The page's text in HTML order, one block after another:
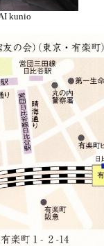
kunio